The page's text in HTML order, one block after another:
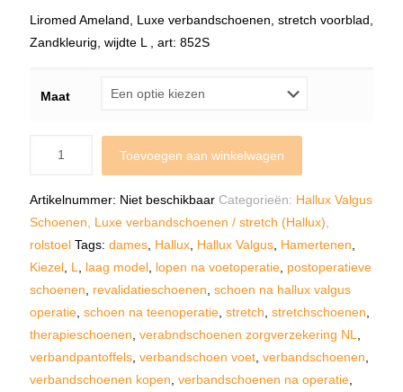
Liromed Ameland, Luxe verbandschoenen, stretch voorblad,
Zandkleurig, wijdte L , art: 852S
Maat
Toevoegen aan winkelwagen
Artikelnummer: Niet beschikbaar Categorieën: Hallux Valgus
Schoenen
Luxe verbandschoenen / stretch (Hallux)
rolstoel Tags: dames Hallux Hallux Valgus Hamertenen
Kiezel L laag model lopen na voetoperatie postoperatieve
schoenen
revalidatieschoenen schoen na hallux valgus
operatie schoen na teenoperatie stretch stretchschoenen
therapieschoenen verabndschoenen zorgverzekering NL
verbandpantoffels verbandschoen voet verbandschoenen
verbandschoenen kopen verbandschoenen na operatie